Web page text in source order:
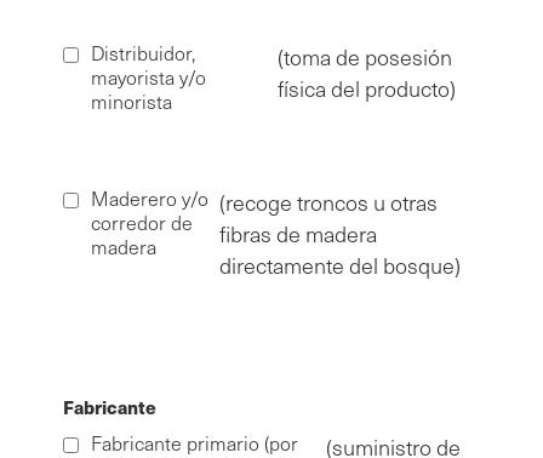
Distribuidor,
mayorista y/o
minorista
(toma de posesión
física del producto)
Maderero y/o
corredor de
madera
(recoge troncos u otras
fibras de madera
directamente del bosque)
Fabricante
Fabricante primario (por
(suministro de